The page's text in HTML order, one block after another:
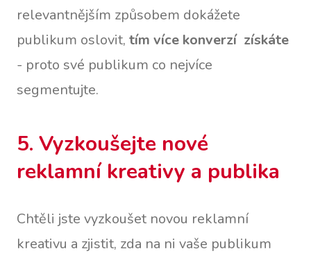
relevantnějším způsobem dokážete
publikum oslovit, tím více konverzí získáte
- proto své publikum co nejvíce
segmentujte.
5. Vyzkoušejte nové
reklamní kreativy a publika
Chtěli jste vyzkoušet novou reklamní
kreativu a zjistit, zda na ni vaše publikum